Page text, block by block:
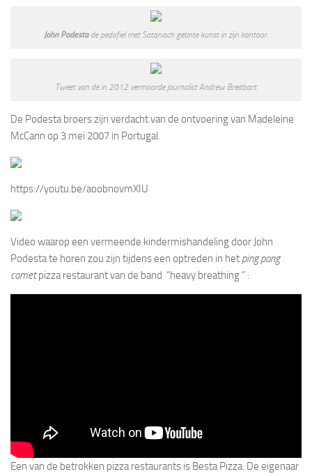
John Podestade pedofiel met Satanisch getinte kunst in zijn kantoor.
Tweet van de in 2012 vermoorde journalist Andrew Breitbart.
De Podesta broers zijn verdacht van de ontvoering van Madeleine
McCann op 3 mei 2007 in Portugal.
https://youtu.be/aoobnovmXIU
Video waarop een vermeende kindermishandeling door John
Podesta te horen zou zijn tijdens een optreden in het ping pong
cometpizza restaurant van de band “heavy breathing ” :
Een van de betrokken pizza restaurants is Besta Pizza. De eigenaar